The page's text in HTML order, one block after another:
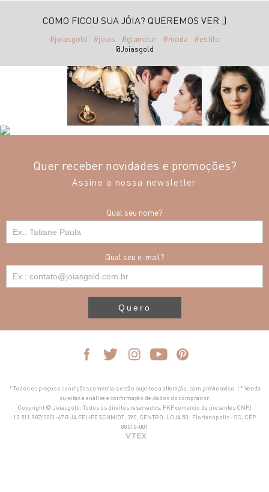
COMO FICOU SUA JÓIA? QUEREMOS VER ;)
#joiasgold #joias #glamour #moda #estilo
@Joiasgold
Quer receber novidades e promoções?
Assine a nossa newsletter
Qual seu nome?
Qual seu e-mail?
Quero
* Todos os preços e condições comerciais estão sujeitos a alteração, sem prévio aviso. | * Venda
sujeitas à análise e confirmação de dados do comprador.
Copyright © Joiasgold. Todos os direitos reservados. FKF comercio de presentes CNPJ
13.511.907/0001-67 RUA FELIPE SCHMIDT, 390, CENTRO, LOJA 50 , Florianópolis - SC, CEP
88010-001
VTEX